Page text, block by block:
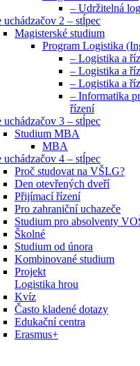
– Udržitelná
uchádzačov 2 – stĺpec
Magisterské studium
Program Logistika
– Logistika a
– Logistika a
– Logistika a
– Informatika
řízení
uchádzačov 3 – stĺpec
Studium MBA
MBA
uchádzačov 4 – stĺpec
Proč studovat na VŠLG?
Den otevřených dveří
Přijímací řízení
Pro zahraniční uchazeče
Studium pro absolventy
Školné
Studium od února
Kombinované studium
Projekt
Logistika hrou
Kvíz
Často kladené dotazy
Edukační centra
Erasmus+